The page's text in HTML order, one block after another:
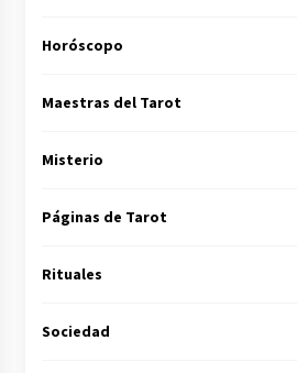
Horóscopo
Maestras del Tarot
Misterio
Páginas de Tarot
Rituales
Sociedad